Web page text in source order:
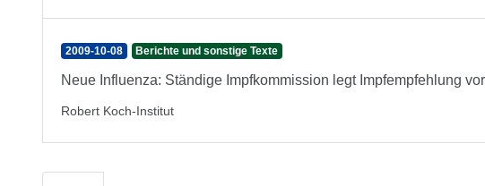
2009-10-08 Berichte und sonstige Texte
Neue Influenza: Ständige Impfkommission legt Impfempfehlung vor
Robert Koch-Institut